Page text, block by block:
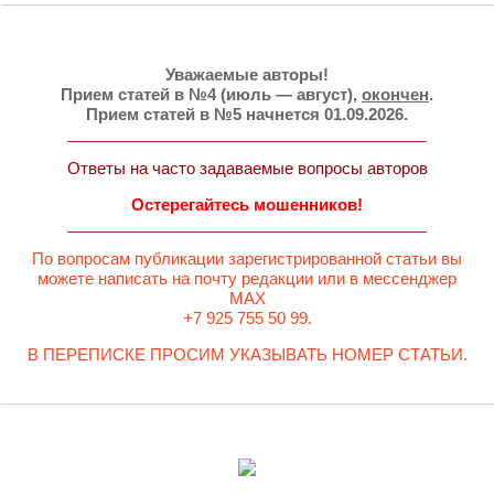
Уважаемые авторы!
Прием статей в №4 (июль — август), окончен.
Прием статей в №5 начнется 01.09.2026.
Ответы на часто задаваемые вопросы авторов
Остерегайтесь мошенников!
По вопросам публикации зарегистрированной статьи вы
можете написать на почту редакции или в мессенджер
MAX
+7 925 755 50 99.
В ПЕРЕПИСКЕ ПРОСИМ УКАЗЫВАТЬ НОМЕР СТАТЬИ.